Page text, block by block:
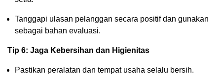
Tanggapi ulasan pelanggan secara positif dan gunakan
sebagai bahan evaluasi.
Tip 6: Jaga Kebersihan dan Higienitas
Pastikan peralatan dan tempat usaha selalu bersih.